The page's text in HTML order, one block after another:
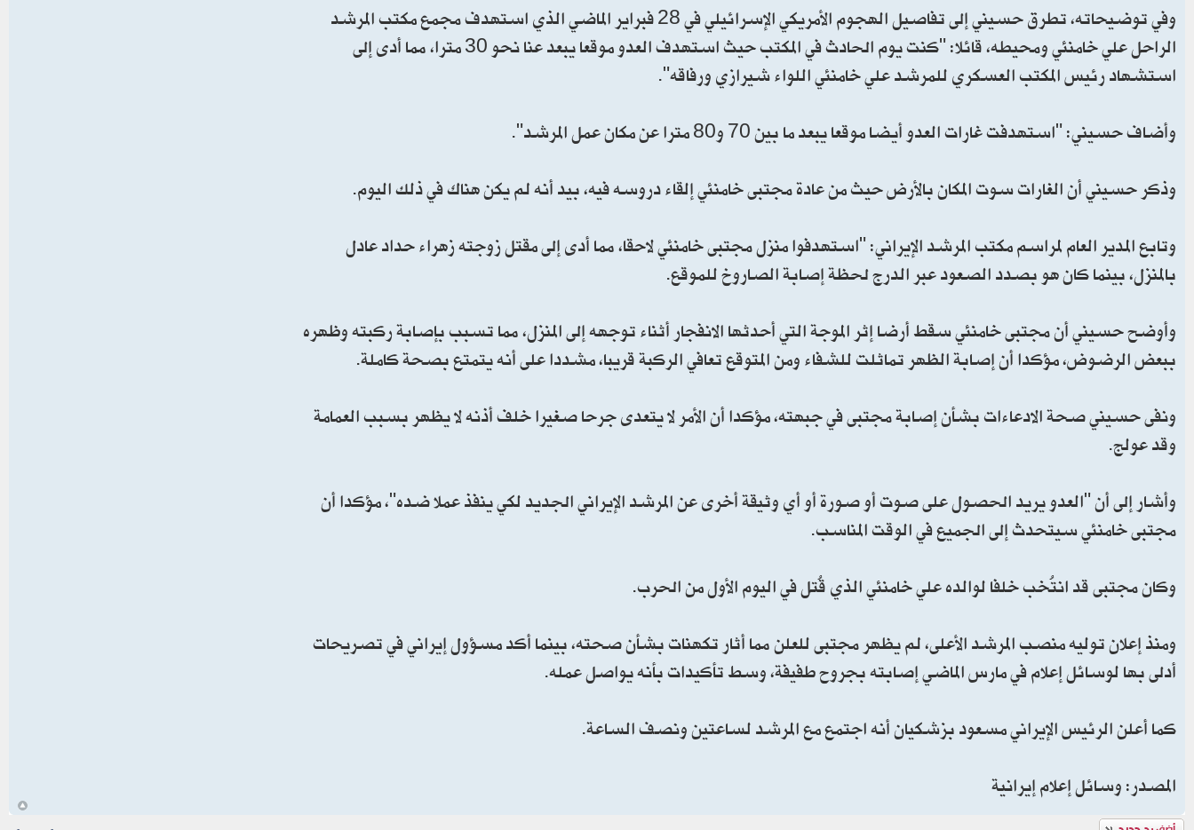
وفي توضيحاته، تطرق حسيني إلى تفاصيل الهجوم الأمريكي الإسرائيلي في 28 فبراير الماضي الذي استهدف مجمع مكتب المرشد
الراحل علي خامنئي ومحيطه، قائلا: "كنت يوم الحادث في المكتب حيث استهدف العدو موقعا يبعد عنا نحو 30 مترا، مما أدى إلى
استشهاد رئيس المكتب العسكري للمرشد علي خامنئي اللواء شيرازي ورفاقه".
وأضاف حسيني: "استهدفت غارات العدو أيضا موقعا يبعد ما بين 70 و80 مترا عن مكان عمل المرشد".
وذكر حسيني أن الغارات سوت المكان بالأرض حيث من عادة مجتبى خامنئي إلقاء دروسه فيه، بيد أنه لم يكن هناك في ذلك اليوم.
وتابع المدير العام لمراسم مكتب المرشد الإيراني: "استهدفوا منزل مجتبى خامنئي لاحقا، مما أدى إلى مقتل زوجته زهراء حداد عادل
بالمنزل، بينما كان هو بصدد الصعود عبر الدرج لحظة إصابة الصاروخ للموقع.
وأوضح حسيني أن مجتبى خامنئي سقط أرضا إثر الموجة التي أحدثها الانفجار أثناء توجهه إلى المنزل، مما تسبب بإصابة ركبته وظهره
ببعض الرضوض، مؤكدا أن إصابة الظهر تماثلت للشفاء ومن المتوقع تعافي الركبة قريبا، مشددا على أنه يتمتع بصحة كاملة.
ونفى حسيني صحة الادعاءات بشأن إصابة مجتبى في جبهته، مؤكدا أن الأمر لا يتعدى جرحا صغيرا خلف أذنه لا يظهر بسبب العمامة
وقد عولج.
وأشار إلى أن "العدو يريد الحصول على صوت أو صورة أو أي وثيقة أخرى عن المرشد الإيراني الجديد لكي ينفذ عملا ضده"، مؤكدا أن
مجتبى خامنئي سيتحدث إلى الجميع في الوقت المناسب.
وكان مجتبى قد انتُخب خلفا لوالده علي خامنئي الذي قُتل في اليوم الأول من الحرب.
ومنذ إعلان توليه منصب المرشد الأعلى، لم يظهر مجتبى للعلن مما أثار تكهنات بشأن صحته، بينما أكد مسؤول إيراني في تصريحات
أدلى بها لوسائل إعلام في مارس الماضي إصابته بجروح طفيفة، وسط تأكيدات بأنه يواصل عمله.
كما أعلن الرئيس الإيراني مسعود بزشكيان أنه اجتمع مع المرشد لساعتين ونصف الساعة.
المصدر: وسائل إعلام إيرانية